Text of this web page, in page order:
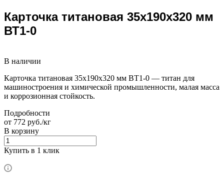
Карточка титановая 35х190х320 мм
ВТ1-0
В наличии
Карточка титановая 35х190х320 мм ВТ1-0 — титан для
машиностроения и химической промышленности, малая масса
и коррозионная стойкость.
Подробности
от 772 руб./кг
В корзину
Купить в 1 клик